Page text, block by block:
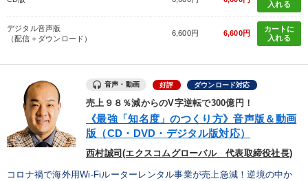
入れる
デジタル音声版
（配信＋ダウンロード）
6,600円 6,600円
カートに
入れる
音声・動画 好評 ダウンロード対応
売上９８％減からのV字逆転で300億円！
《最強「知名度」のつくり方》音声版＆動画
版（CD・DVD・デジタル版対応）
西村誠司(エクスコムグローバル 代表取締役社長)
コロナ禍で海外用Wi-Fiルーターレンタル事業が売上急減！逆境の中か